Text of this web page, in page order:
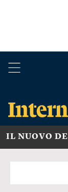
IL NUOVO